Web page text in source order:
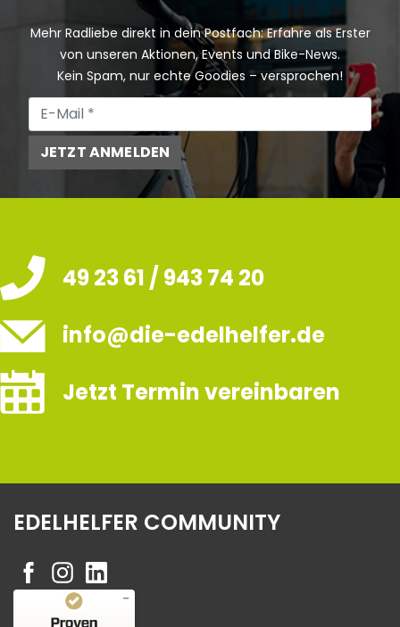
Mehr Radliebe direkt in dein Postfach: Erfahre als Erster
von unseren Aktionen, Events und Bike-News.
Kein Spam, nur echte Goodies – versprochen!
JETZT ANMELDEN
49 23 61 / 943 74 20
info@die-edelhelfer.de
Jetzt Termin vereinbaren
EDELHELFER COMMUNITY